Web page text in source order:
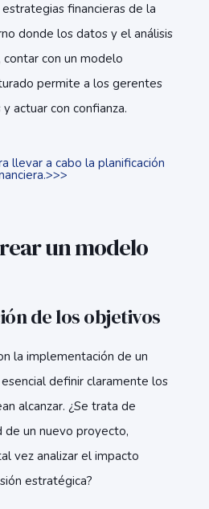
financieras de la
donde los datos y el análisis
con un modelo
permite a los gerentes
actuar con confianza.
llevar a cabo la planificación
>>>
un modelo
de los objetivos
la implementación de un
definir claramente los
alcanzar. ¿Se trata de
un nuevo proyecto,
vez analizar el impacto
estratégica?